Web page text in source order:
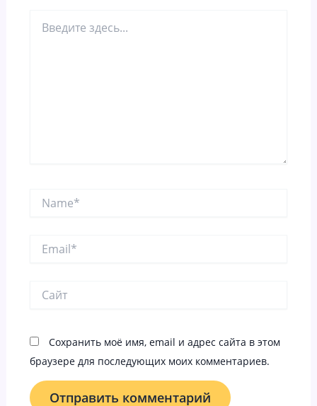
здесь...
Сохранить моё имя, email и адрес сайта в этом
браузере для последующих моих комментариев.